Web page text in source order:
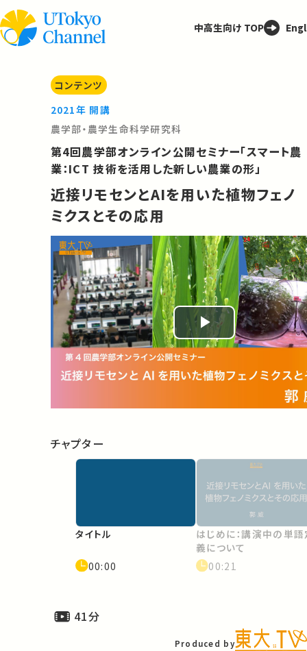
中高生向け TOP
コンテンツ
2021年 開講
農学部・農学生命科学研究科
第4回農学部オンライン公開セミナー「スマート農
業：ICT 技術を活用した新しい農業の形」
近接リモセンとAIを用いた植物フェノ
ミクスとその応用
Play
Video
チャプター
タイトル
00:00
はじめに：講演中の単
義について
00:21
41分
Produced by